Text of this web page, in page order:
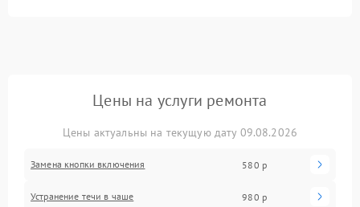
Цены на услуги ремонта
Цены актуальны на текущую дату 09.08.2026
Замена кнопки включения 580 р
Устранение течи в чаше 980 р